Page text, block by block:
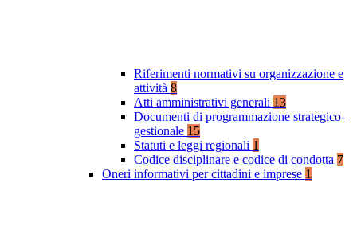
Riferimenti normativi su organizzazione e
attività 8
Atti amministrativi generali 13
Documenti di programmazione strategico-
gestionale 15
Statuti e leggi regionali 1
Codice disciplinare e codice di condotta 7
Oneri informativi per cittadini e imprese 1